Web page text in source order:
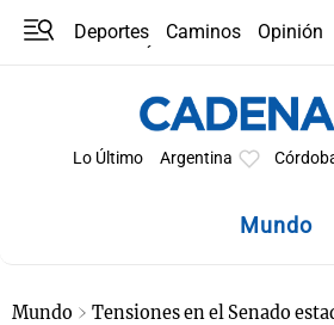
Deportes Caminos
Opinión
Lo Último Argentina
Mundo
Mundo Tensiones en el Senado